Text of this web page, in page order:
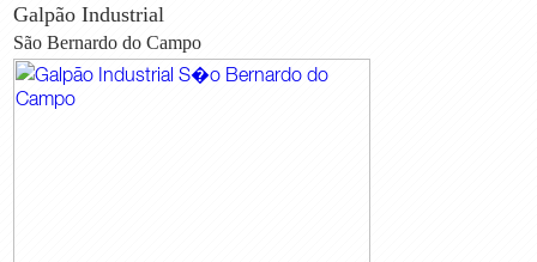
Galpão Industrial
São Bernardo do Campo